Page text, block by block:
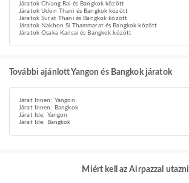
Járatok Chiang Rai és Bangkok között
Járatok Udon Thani és Bangkok között
Járatok Surat Thani és Bangkok között
Járatok Nakhon Si Thammarat és Bangkok között
Járatok Osaka Kansai és Bangkok között
További ajánlott Yangon és Bangkok járatok
Járat Innen: Yangon
Járat Innen: Bangkok
Járat Ide: Yangon
Járat Ide: Bangkok
Miért kell az Airpazzal utazni